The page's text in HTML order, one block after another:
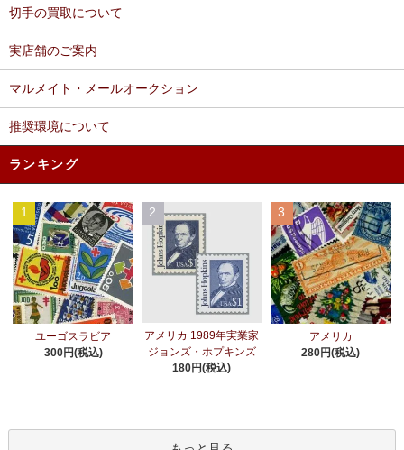
切手の買取について
実店舗のご案内
マルメイト・メールオークション
推奨環境について
ランキング
1
ユーゴスラビア
300円(税込)
2
アメリカ 1989年実業家
ジョンズ・ホプキンズ
180円(税込)
3
アメリカ
280円(税込)